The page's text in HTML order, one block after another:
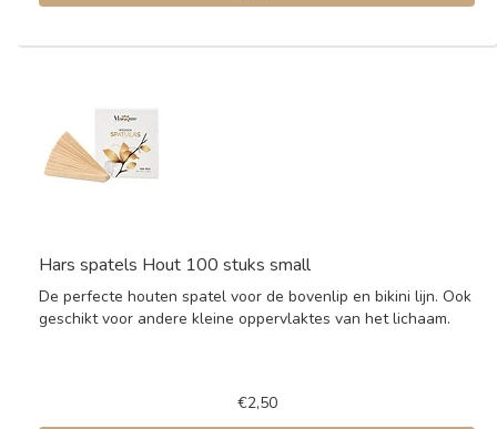
Hars spatels Hout 100 stuks small
De perfecte houten spatel voor de bovenlip en bikini lijn. Ook
geschikt voor andere kleine oppervlaktes van het lichaam.
€2,50